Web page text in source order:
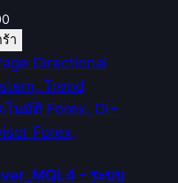
า
– ระบบ